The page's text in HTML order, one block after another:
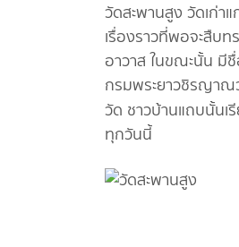
วัดสะพานสูง วัดเก่า
เรื่องราวที่พอจะสืบท
อาวาส ในขณะนั้น มี
กรมพระยาวชิรญาณ
วัด ชาวบ้านแถบนั้นเ
ทุกวันนี้